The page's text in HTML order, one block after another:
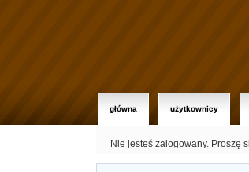
główna użytkownicy
Nie jesteś zalogowany. Proszę